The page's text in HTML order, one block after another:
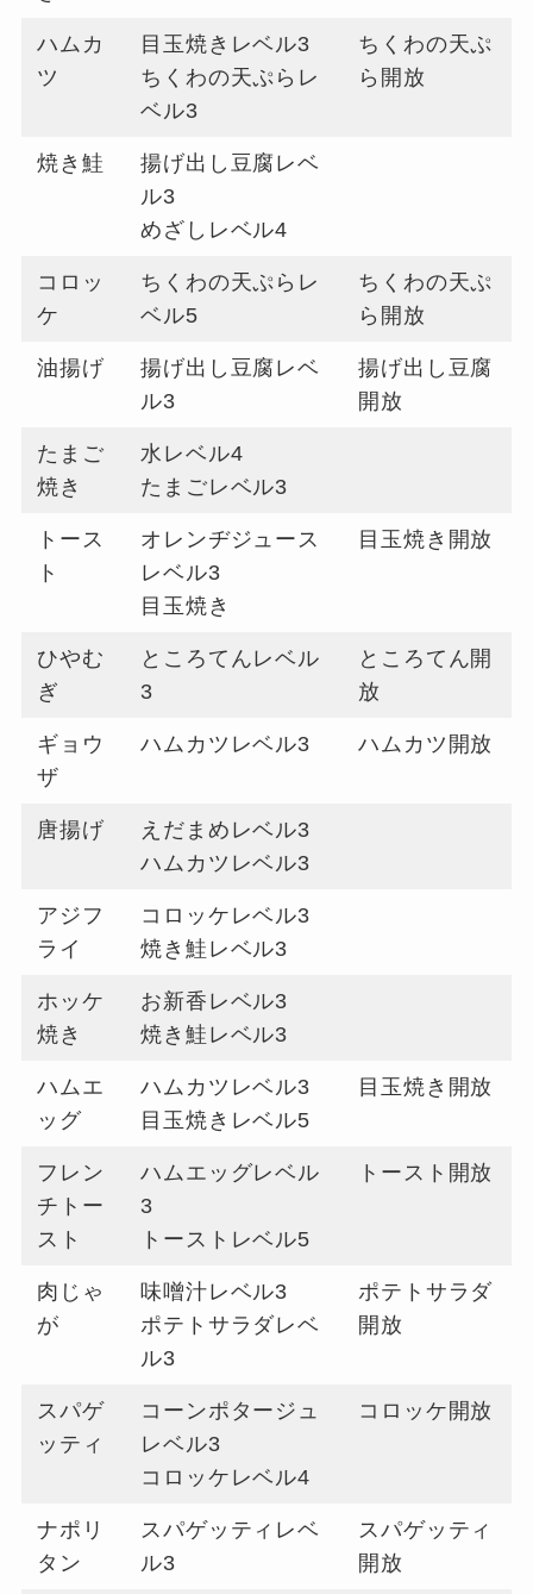
ハムカ
ツ
目玉焼きレベル3
ちくわの天ぷらレ
ベル3
ちくわの天ぷ
ら開放
焼き鮭
揚げ出し豆腐レベ
ル3
めざしレベル4
コロッ
ケ
ちくわの天ぷらレ
ベル5
ちくわの天ぷ
ら開放
油揚げ
揚げ出し豆腐レベ
ル3
揚げ出し豆腐
開放
たまご
焼き
水レベル4
たまごレベル3
トース
ト
オレンヂジュース
レベル3
目玉焼き
目玉焼き開放
ひやむ
ぎ
ところてんレベル
3
ところてん開
放
ギョウ
ザ
ハムカツレベル3 ハムカツ開放
唐揚げ
えだまめレベル3
ハムカツレベル3
アジフ
ライ
コロッケレベル3
焼き鮭レベル3
ホッケ
焼き
お新香レベル3
焼き鮭レベル3
ハムエ
ッグ
ハムカツレベル3
目玉焼きレベル5
目玉焼き開放
フレン
チトー
スト
ハムエッグレベル
3
トーストレベル5
トースト開放
肉じゃ
が
味噌汁レベル3
ポテトサラダレベ
ル3
ポテトサラダ
開放
スパゲ
ッティ
コーンポタージュ
レベル3
コロッケレベル4
コロッケ開放
ナポリ
タン
スパゲッティレベ
ル3
スパゲッティ
開放